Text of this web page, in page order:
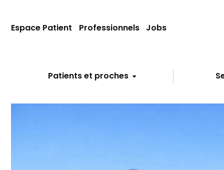
Patients et proches
Espace Patient Professionnels Jobs